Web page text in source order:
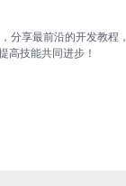
分享最前沿的开发教程，
高技能共同进步！